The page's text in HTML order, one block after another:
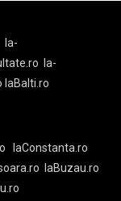
la-
la-
laBalti.ro
laConstanta.ro
laBuzau.ro